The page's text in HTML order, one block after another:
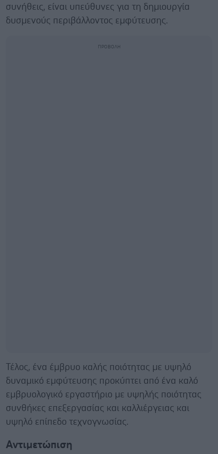
συνήθεις, είναι υπεύθυνες για τη δημιουργία
δυσμενούς περιβάλλοντος εμφύτευσης.
Τέλος, ένα έμβρυο καλής ποιότητας με υψηλό
δυναμικό εμφύτευσης προκύπτει από ένα καλό
εμβρυολογικό εργαστήριο με υψηλής ποιότητας
συνθήκες επεξεργασίας και καλλιέργειας και
υψηλό επίπεδο τεχνογνωσίας.
Αντιμετώπιση